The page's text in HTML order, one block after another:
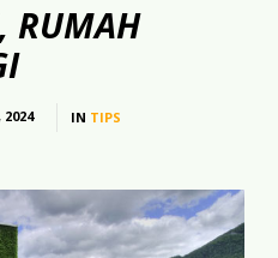
RUMAH
2024 IN TIPS